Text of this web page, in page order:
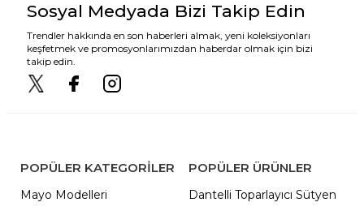
Sosyal Medyada Bizi Takip Edin
Trendler hakkında en son haberleri almak, yeni koleksiyonları
keşfetmek ve promosyonlarımızdan haberdar olmak için bizi
takip edin.
POPÜLER KATEGORILER
Mayo Modelleri
POPÜLER ÜRÜNLER
Dantelli Toparlayıcı Sütyen